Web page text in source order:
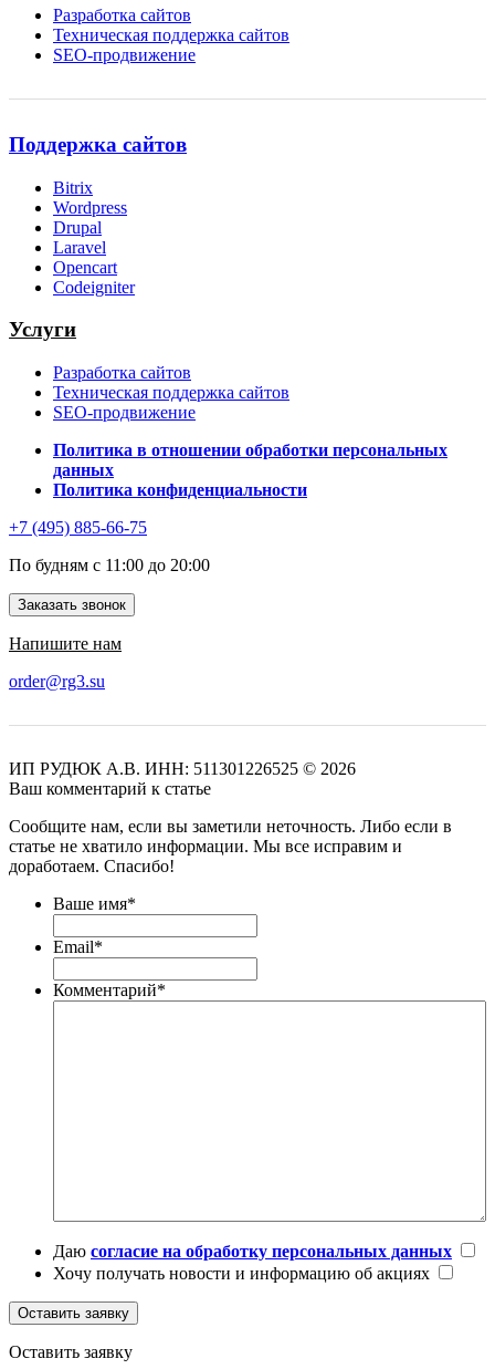
Разработка сайтов
Техническая поддержка сайтов
SEO-продвижение
Поддержка сайтов
Bitrix
Wordpress
Drupal
Laravel
Opencart
Codeigniter
Услуги
Разработка сайтов
Техническая поддержка сайтов
SEO-продвижение
Политика в отношении обработки персональных
данных
Политика конфиденциальности
+7 (495) 885-66-75
По будням с 11:00 до 20:00
Заказать звонок
Напишите нам
order@rg3.su
ИП РУДЮК А.В. ИНН: 511301226525 © 2026
Ваш комментарий к статье
Сообщите нам, если вы заметили неточность. Либо если в
статье не хватило информации. Мы все исправим и
доработаем. Спасибо!
Ваше имя*
Email*
Комментарий*
Даю согласие на обработку персональных данных
Хочу получать новости и информацию об акциях
Оставить заявку
Оставить заявку